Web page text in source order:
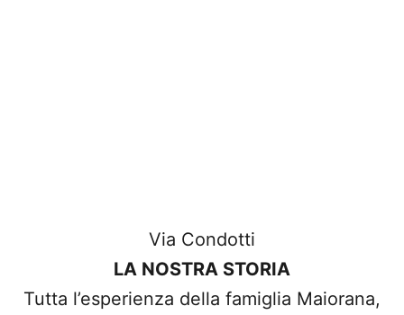
Via Condotti
LA NOSTRA STORIA
Tutta l’esperienza della famiglia Maiorana,